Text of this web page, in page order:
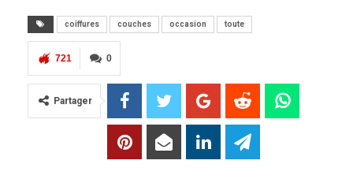
coiffures couches occasion toute
0
721
Partager